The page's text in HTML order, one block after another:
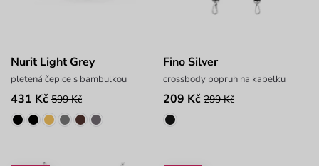
Nurit Light Grey
pletená čepice s bambulkou
431 Kč 599 Kč
Fino Silver
crossbody popruh na kabelku
209 Kč 299 Kč